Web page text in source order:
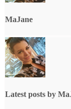
MaJane
Latest posts by